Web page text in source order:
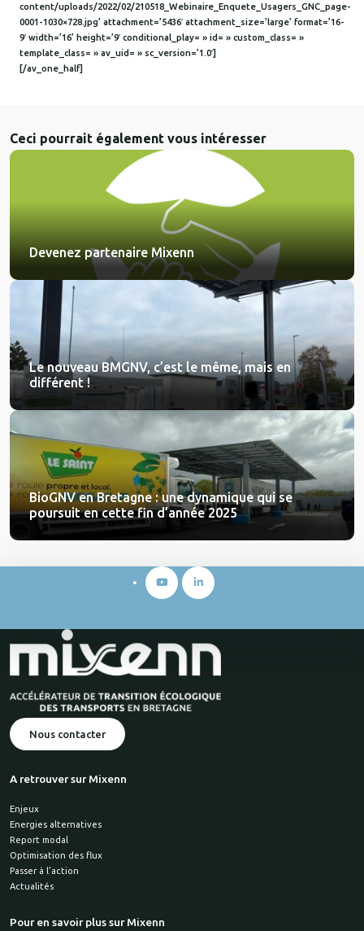
content/uploads/2022/02/210518_Webinaire_Enquete_Usagers_GNC_page-
0001-1030×728.jpg’ attachment=’5436′ attachment_size=’large’ format=’16-
9′ width=’16’ height=’9′ conditional_play= » id= » custom_class= »
template_class= » av_uid= » sc_version=’1.0′]
[/av_one_half]
Ceci pourrait également vous intéresser
Devenez partenaire Mixenn
Le nouveau BMGNV, c’est le même, mais en
différent !
BioGNV en Bretagne : une dynamique qui se
poursuit en cette fin d’année 2025
Nous contacter
A retrouver sur Mixenn
Enjeux
Energies alternatives
Report modal
Optimisation des flux
Passer à l’action
Actualités
Pour en savoir plus sur Mixenn